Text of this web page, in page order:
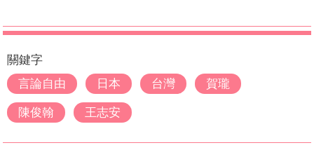
關鍵字
言論自由
日本 台灣 賀瓏
陳俊翰 王志安